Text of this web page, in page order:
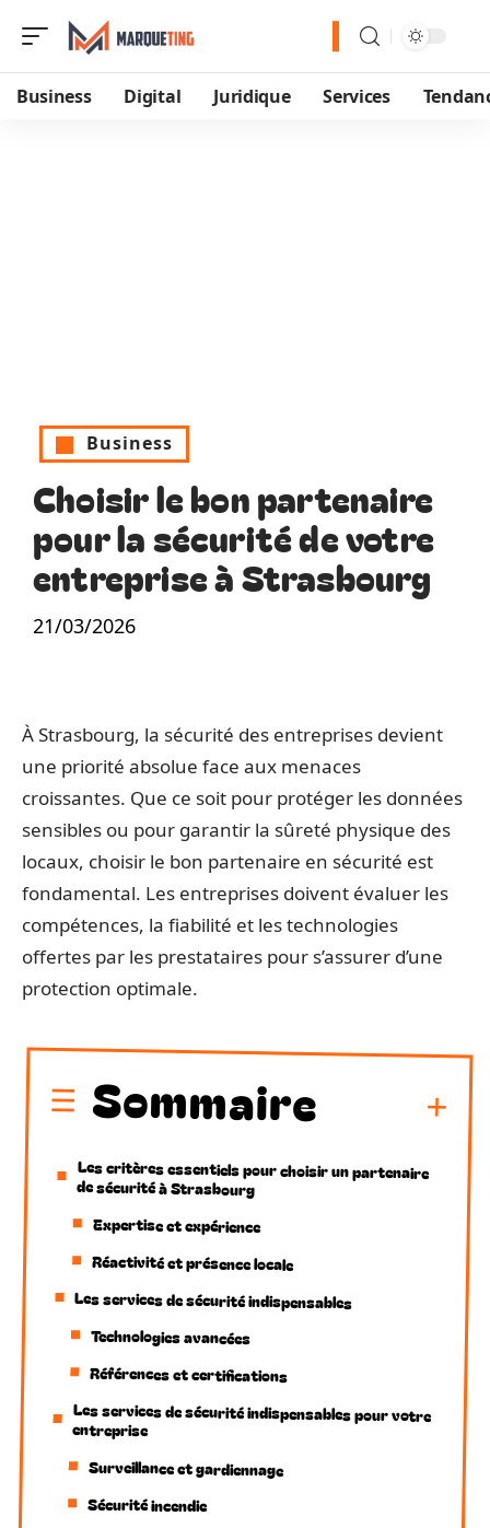
Business Digital Juridique Services
Business
Choisir le bon partenaire
pour la sécurité de votre
entreprise à Strasbourg
21/03/2026
À Strasbourg, la sécurité des entreprises devient
une priorité absolue face aux menaces
croissantes. Que ce soit pour protéger les données
sensibles ou pour garantir la sûreté physique des
locaux, choisir le bon partenaire en sécurité est
fondamental. Les entreprises doivent évaluer les
compétences, la fiabilité et les technologies
offertes par les prestataires pour s’assurer d’une
protection optimale.
Sommaire
Les critères essentiels pour choisir un partenaire
de sécurité à Strasbourg
Expertise et expérience
Réactivité et présence locale
Les services de sécurité indispensables
Technologies avancées
Références et certifications
Les services de sécurité indispensables pour votre
entreprise
Surveillance et gardiennage
Sécurité incendie